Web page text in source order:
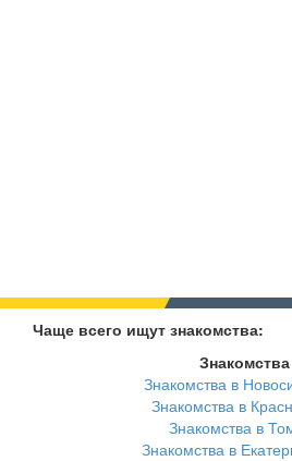
Чаще всего ищут знакомства:
Знакомства
Знакомства в
Знакомства в
Знакомства в
Знакомства в